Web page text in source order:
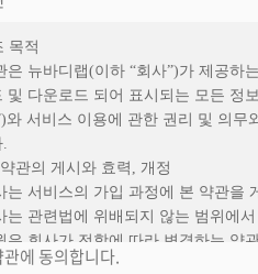
목적
은 뉴바디랩(이하 “회사”)가 제공하
및 다운로드 되어 표시되는 모든 정
와 서비스 이용에 관한 권리 및 의
.
관의 게시와 효력, 개정
서비스의 가입 과정에 본 약관을
관련법에 위배되지 않는 범위에
회사가 전항에 따라 변경하는 약
제공하는 서비스 이용 중단 및 탈
에 동의합니다.